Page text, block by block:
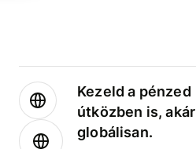
Kezeld a pénzed
útközben is, akár
globálisan.